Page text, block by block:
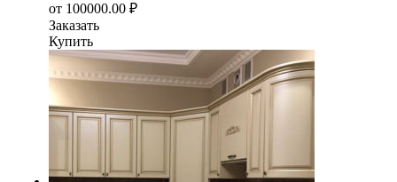
от 100000.00 ₽
Заказать
Купить